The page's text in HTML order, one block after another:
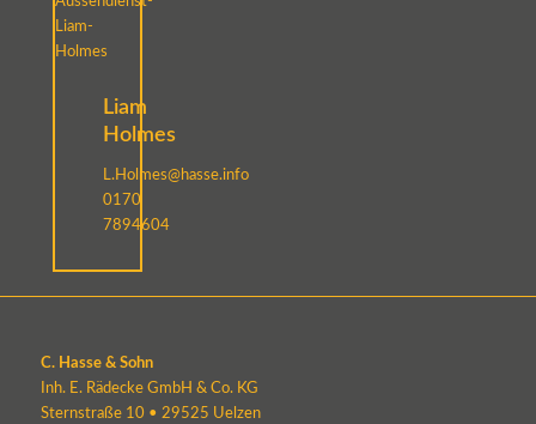
Liam
Holmes
L.Holmes@hasse.info
0170
7894604
C. Hasse & Sohn
Inh. E. Rädecke GmbH & Co. KG
Sternstraße 10 • 29525 Uelzen